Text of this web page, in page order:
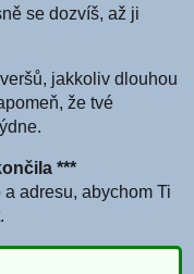
se dozvíš, až ji
jakkoliv dlouhou
že tvé
***
adresu, abychom Ti